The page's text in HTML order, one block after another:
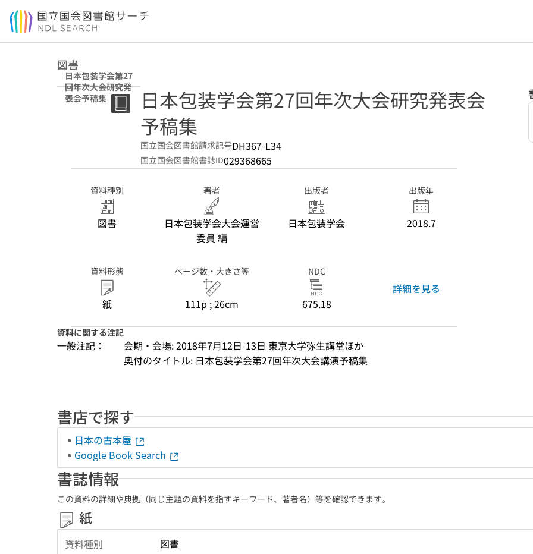
本文へ移動
図書
日本包装学会第27
回年次大会研究発
表会予稿集
日本包装学会第27回年次大会研究発表会
予稿集
国立国会図書館請求記号DH367-L34
国立国会図書館書誌ID029368665
資料種別
図書
著者
日本包装学会大会運営
委員 編
出版者
日本包装学会
出版年
2018.7
資料形態
紙
ページ数・大きさ等
111p ; 26cm
NDC
675.18
詳細を見る
資料に関する注記
一般注記：
会期・会場: 2018年7月12日-13日 東京大学弥生講堂ほか
奥付のタイトル: 日本包装学会第27回年次大会講演予稿集
書店で探す
日本の古本屋
Google Book Search
書誌情報
この資料の詳細や典拠（同じ主題の資料を指すキーワード、著者名）等を確認できます。
紙
資料種別 図書